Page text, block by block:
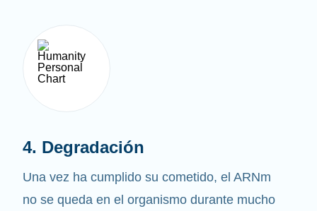
4. Degradación
Una vez ha cumplido su cometido, el ARNm
no se queda en el organismo durante mucho